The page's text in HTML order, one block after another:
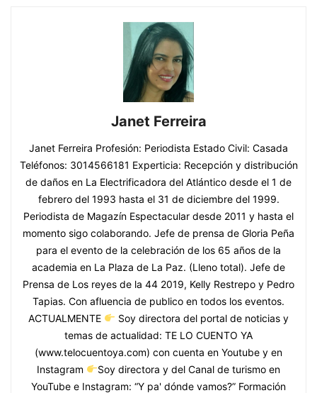
Janet Ferreira
Janet Ferreira Profesión: Periodista Estado Civil: Casada
Teléfonos: 3014566181 Experticia: Recepción y distribución
de daños en La Electrificadora del Atlántico desde el 1 de
febrero del 1993 hasta el 31 de diciembre del 1999.
Periodista de Magazín Espectacular desde 2011 y hasta el
momento sigo colaborando. Jefe de prensa de Gloria Peña
para el evento de la celebración de los 65 años de la
academia en La Plaza de La Paz. (Lleno total). Jefe de
Prensa de Los reyes de la 44 2019, Kelly Restrepo y Pedro
Tapias. Con afluencia de publico en todos los eventos.
ACTUALMENTE
Soy directora del portal de noticias y
temas de actualidad: TE LO CUENTO YA
(www.telocuentoya.com) con cuenta en Youtube y en
Instagram
Soy directora y del Canal de turismo en
YouTube e Instagram: “Y pa' dónde vamos?” Formación